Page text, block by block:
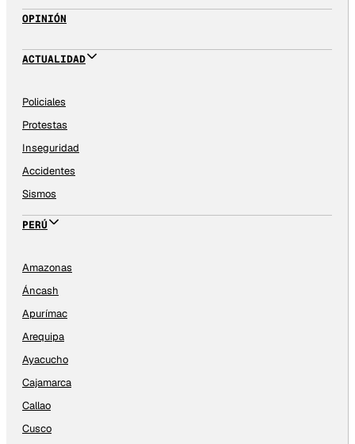
OPINIÓN
ACTUALIDAD
Policiales
Protestas
Inseguridad
Accidentes
Sismos
PERÚ
Amazonas
Áncash
Apurímac
Arequipa
Ayacucho
Cajamarca
Callao
Cusco